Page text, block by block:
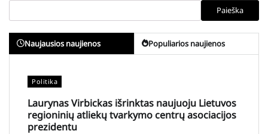
Paieška
Naujausios naujienos Populiarios naujienos
Politika
Laurynas Virbickas išrinktas naujuoju Lietuvos
regioninių atliekų tvarkymo centrų asociacijos
prezidentu